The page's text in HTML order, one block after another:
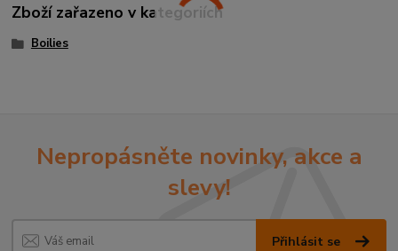
Zboží zařazeno v kategoriích
Boilies
Nepropásněte novinky, akce a
slevy!
Přihlásit se